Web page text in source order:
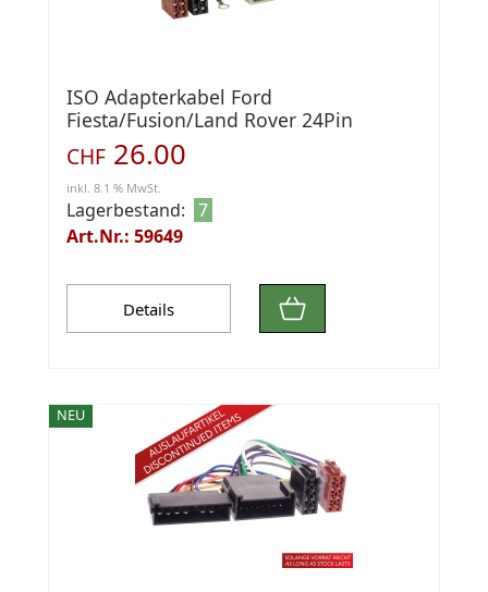
ISO Adapterkabel Ford
Fiesta/Fusion/Land Rover 24Pin
CHF 26.00
inkl. 8.1 % MwSt.
Lagerbestand: 7
Art.Nr.: 59649
Details
NEU